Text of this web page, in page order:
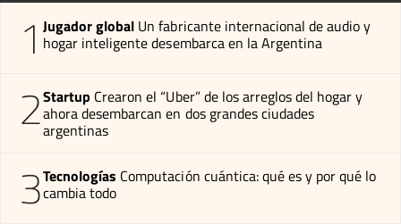
1 Jugador global Un fabricante internacional de audio y
hogar inteligente desembarca en la Argentina
2Startup Crearon el “Uber” de los arreglos del hogar y
ahora desembarcan en dos grandes ciudades
argentinas
3Tecnologías Computación cuántica: qué es y por qué lo
cambia todo